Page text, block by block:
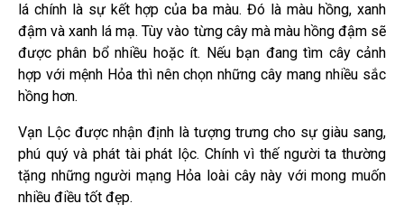
lá chính là sự kết hợp của ba màu. Đó là màu hồng, xanh
đậm và xanh lá mạ. Tùy vào từng cây mà màu hồng đậm sẽ
được phân bổ nhiều hoặc ít. Nếu bạn đang tìm cây cảnh
hợp với mệnh Hỏa thì nên chọn những cây mang nhiều sắc
hồng hơn.
Vạn Lộc được nhận định là tượng trưng cho sự giàu sang,
phú quý và phát tài phát lộc. Chính vì thế người ta thường
tặng những người mạng Hỏa loài cây này với mong muốn
nhiều điều tốt đẹp.